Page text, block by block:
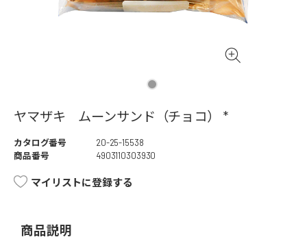
ヤマザキ ムーンサンド（チョコ） *
カタログ番号
20-25-15538
商品番号
4903110303930
マイリストに登録する
商品説明